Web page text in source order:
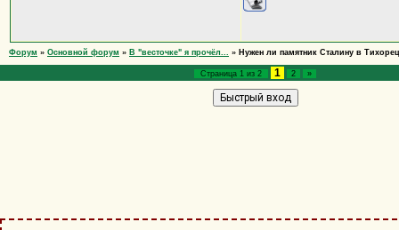
Форум » Основной форум » В "весточке" я прочёл... » Нужен ли памятник Сталину в
Страница 1 из 2 1 2 »